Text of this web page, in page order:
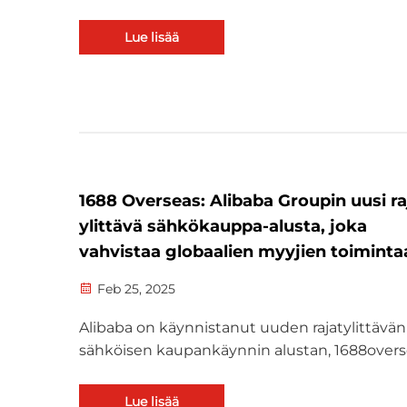
optimoimiseksi. Selvitä, miten noudatat
pakkaussääntöjä ja valitset sopivat globaalit
Lue lisää
1688 Overseas: Alibaba Groupin uusi
ylittävä sähkökauppa-alusta, joka
vahvistaa globaalien myyjien
Feb 25, 2025
Alibaba on käynnistanut uuden rajatylittävän
sähköisen kaupankäynnin alustan,
B2B-strategiassa. Alusta on tarkoitettu
Lue lisää